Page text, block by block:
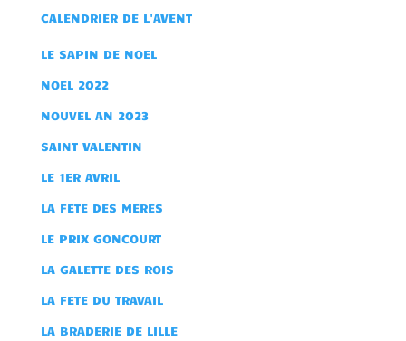
CALENDRIER DE L'AVENT
LE SAPIN DE NOEL
NOEL 2022
NOUVEL AN 2023
SAINT VALENTIN
LE 1ER AVRIL
LA FETE DES MERES
LE PRIX GONCOURT
LA GALETTE DES ROIS
LA FETE DU TRAVAIL
LA BRADERIE DE LILLE